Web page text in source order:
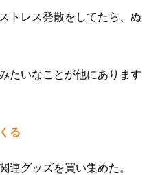
トレス発散をしてたら、ぬ
たいなことが他にあります
る
連グッズを買い集めた。